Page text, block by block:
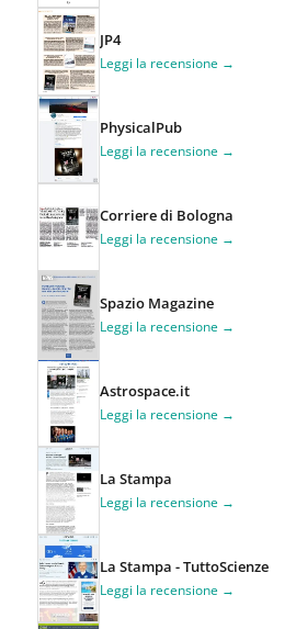
JP4
Leggi la recensione →
PhysicalPub
Leggi la recensione →
Corriere di Bologna
Leggi la recensione →
Spazio Magazine
Leggi la recensione →
Astrospace.it
Leggi la recensione →
La Stampa
Leggi la recensione →
La Stampa - TuttoScienze
Leggi la recensione →